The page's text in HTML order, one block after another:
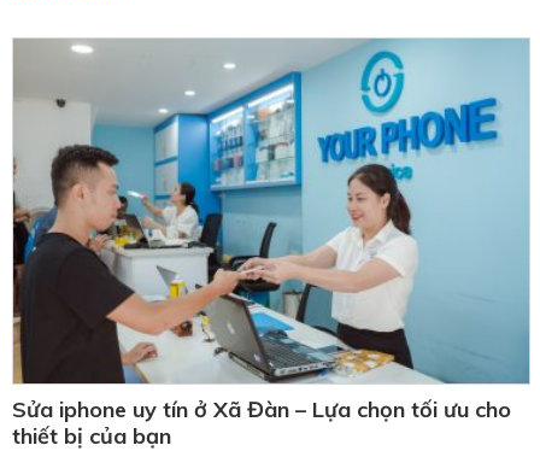
Sửa iphone uy tín ở Xã Đàn – Lựa chọn tối ưu cho
thiết bị của bạn